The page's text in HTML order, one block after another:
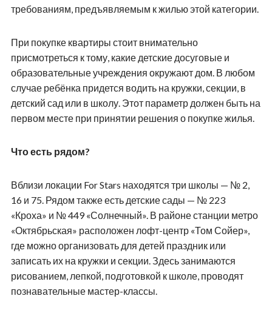
требованиям, предъявляемым к жилью этой категории.
При покупке квартиры стоит внимательно
присмотреться к тому, какие детские досуговые и
образовательные учреждения окружают дом. В любом
случае ребёнка придется водить на кружки, секции, в
детский сад или в школу. Этот параметр должен быть на
первом месте при принятии решения о покупке жилья.
Что есть рядом?
Вблизи локации ForStars находятся три школы — № 2,
16 и 75. Рядом также есть детские сады — № 223
«Кроха» и № 449 «Солнечный». В районе станции метро
«Октябрьская» расположен лофт-центр «Том Сойер»,
где можно организовать для детей праздник или
записать их на кружки и секции. Здесь занимаются
рисованием, лепкой, подготовкой к школе, проводят
познавательные мастер-классы.